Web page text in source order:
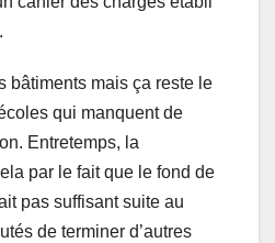
bâtiments mais ça reste le
qui manquent de
Entretemps, la
par le fait que le fond de
pas suffisant suite au
de terminer d’autres